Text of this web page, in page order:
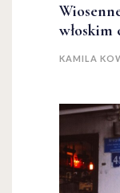
włoskim
KAMILA